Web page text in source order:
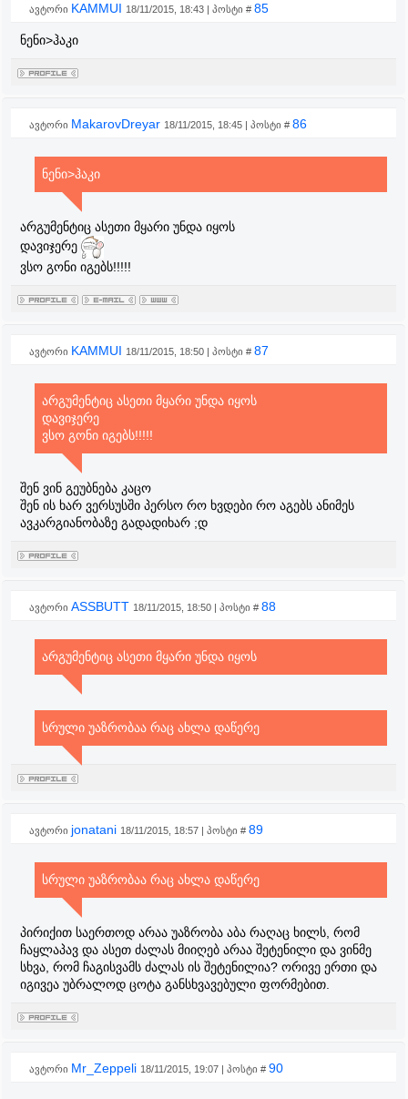
ავტორი KAMMUI 18/11/2015, 18:43 | პოსტი # 85
ნენი>ჰაკი
ავტორი MakarovDreyar 18/11/2015, 18:45 | პოსტი # 86
ნენი>ჰაკი
არგუმენტიც ასეთი მყარი უნდა იყოს
დავიჯერე
ვსო გონი იგებს!!!!!
ავტორი KAMMUI 18/11/2015, 18:50 | პოსტი # 87
არგუმენტიც ასეთი მყარი უნდა იყოს
დავიჯერე
ვსო გონი იგებს!!!!!
შენ ვინ გეუბნება კაცო
შენ ის ხარ ვერსუსში პერსო რო ხვდები რო აგებს ანიმეს
ავკარგიანობაზე გადადიხარ ;დ
ავტორი ASSBUTT 18/11/2015, 18:50 | პოსტი # 88
არგუმენტიც ასეთი მყარი უნდა იყოს
სრული უაზრობაა რაც ახლა დაწერე
ავტორი jonatani 18/11/2015, 18:57 | პოსტი # 89
სრული უაზრობაა რაც ახლა დაწერე
პირიქით საერთოდ არაა უაზრობა აბა რაღაც ხილს, რომ
ჩაყლაპავ და ასეთ ძალას მიიღებ არაა შეტენილი და ვინმე
სხვა, რომ ჩაგისვამს ძალას ის შეტენილია? ორივე ერთი და
იგივეა უბრალოდ ცოტა განსხვავებული ფორმებით.
ავტორი Mr_Zeppeli 18/11/2015, 19:07 | პოსტი # 90